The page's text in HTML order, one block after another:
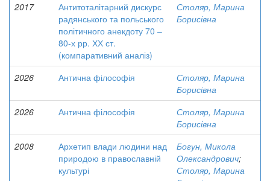
2017
Антитоталітарний дискурс
радянського та польського
політичного анекдоту 70 –
80-х рр. ХХ ст.
(компаративний аналіз)
Столяр, Марина
Борисівна
2026 Антична філософія
Столяр, Марина
Борисівна
2026
Антична філософія
Столяр, Марина
Борисівна
2008
Архетип влади людини над
природою в православній
культурі
Богун, Микола
Олександрович;
Столяр, Марина